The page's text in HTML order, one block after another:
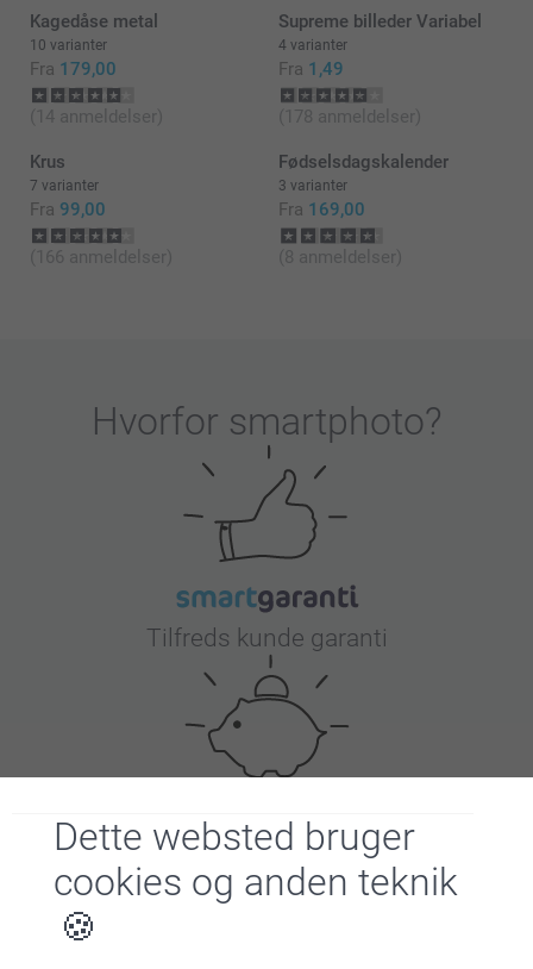
Dette websted bruger
cookies og anden teknik
her
Kagedåse metal
10 varianter
Fra 179,00
(14 anmeldelser)
Supreme billeder Variabel
4 varianter
Fra 1,49
(178 anmeldelser)
Krus
7 varianter
Fra 99,00
(166 anmeldelser)
Fødselsdagskalender
3 varianter
Fra 169,00
(8 anmeldelser)
Hvorfor smartphoto?
Tilfreds kunde garanti
Bonus på alle dine køb